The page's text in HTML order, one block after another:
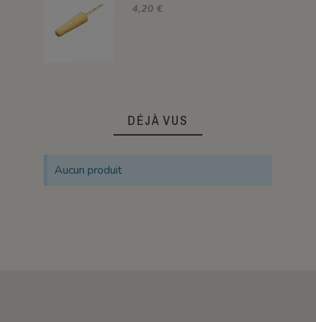
4,20 €
DÉJÀ VUS
Aucun produit